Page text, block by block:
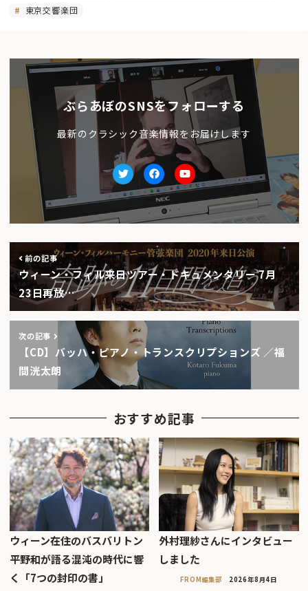
東京交響楽団
ぶらあぼのSNSをフォローする
最新のクラシック音楽情報をお届けします
TwitterfacebookYoutube
前の記事
ウィーン・フィル来日ツアー・ドキュメンタリー 7月
23日再放…
次の記事
【CD】バッハ・ピアノ・トランスクリプションズ ／福
間洸太朗
おすすめ記事
ウィーン在住のバスバリトン
平野和が語る混沌の時代に響
く「7つの封印の書」
外村理紗さんにインタビュー
しました
FROM編集部 2026年8月4日